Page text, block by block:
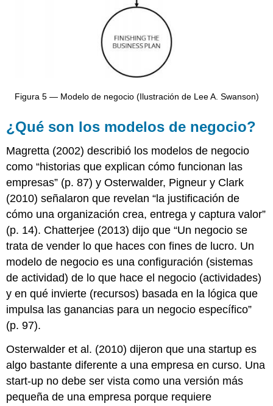
Figura 5 — Modelo de negocio (Ilustración de Lee A. Swanson)
¿Qué son los modelos de negocio?
Magretta (2002) describió los modelos de negocio
como “historias que explican cómo funcionan las
empresas” (p. 87) y Osterwalder, Pigneur y Clark
(2010) señalaron que revelan “la justificación de
cómo una organización crea, entrega y captura valor”
(p. 14). Chatterjee (2013) dijo que “Un negocio se
trata de vender lo que haces con fines de lucro. Un
modelo de negocio es una configuración (sistemas
de actividad) de lo que hace el negocio (actividades)
y en qué invierte (recursos) basada en la lógica que
impulsa las ganancias para un negocio específico”
(p. 97).
Osterwalder et al. (2010) dijeron que una startup es
algo bastante diferente a una empresa en curso. Una
start-up no debe ser vista como una versión más
pequeña de una empresa porque requiere